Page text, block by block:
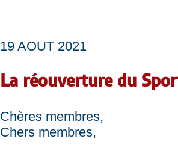
19 AOUT 2021
La réouverture du
Chères membres,
Chers membres,